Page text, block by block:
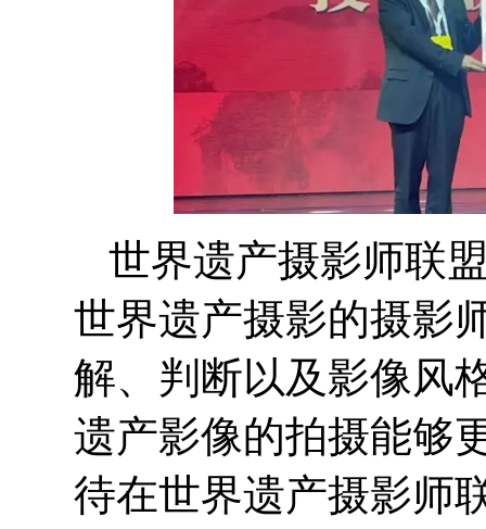
世界遗产摄影师联
世界遗产摄影的摄影
解、判断以及影像风
遗产影像的拍摄能够
待在世界遗产摄影师